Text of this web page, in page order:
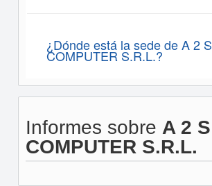
¿Dónde está la sede de A 2 S
COMPUTER S.R.L.?
Informes sobre A 2 S
COMPUTER S.R.L.